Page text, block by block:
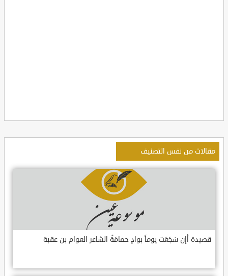
مقالات من نفس التصنيف
قصيدة أإن سَجَعَت يوماً بوادٍ حمامَةٌ الشاعر العوام بن عقبة